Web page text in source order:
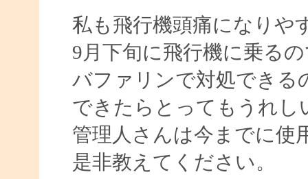
私も飛行機頭痛になりや
9月下旬に飛行機に乗る
バファリンで対処できる
できたらとってもうれし
管理人さんは今までに使
是非教えてください。